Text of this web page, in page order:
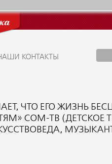
КОНТАКТЫ
ЧТО ЕГО ЖИЗНЬ
СОМ-ТВ (ДЕТСКОЕ